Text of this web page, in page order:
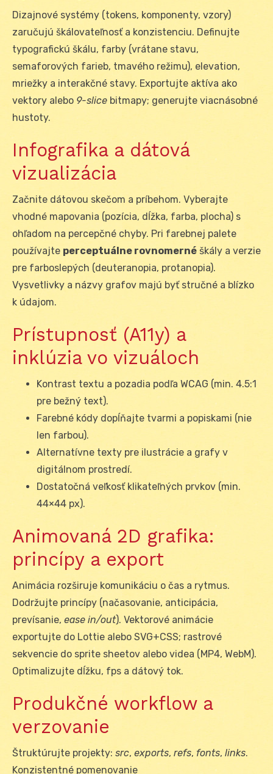
Dizajnové systémy (tokens, komponenty, vzory)
zaručujú škálovateľnosť a konzistenciu. Definujte
typografickú škálu, farby (vrátane stavu,
semaforových farieb, tmavého režimu), elevation,
mriežky a interakčné stavy. Exportujte aktíva ako
vektory alebo 9-slice bitmapy; generujte viacnásobné
hustoty.
Infografika a dátová
vizualizácia
Začnite dátovou skečom a príbehom. Vyberajte
vhodné mapovania (pozícia, dĺžka, farba, plocha) s
ohľadom na percepčné chyby. Pri farebnej palete
používajte perceptuálne rovnomerné škály a verzie
pre farboslepých (deuteranopia, protanopia).
Vysvetlivky a názvy grafov majú byť stručné a blízko
k údajom.
Prístupnosť (A11y) a
inklúzia vo vizuáloch
Kontrast textu a pozadia podľa WCAG (min. 4.5:1
pre bežný text).
Farebné kódy dopĺňajte tvarmi a popiskami (nie
len farbou).
Alternatívne texty pre ilustrácie a grafy v
digitálnom prostredí.
Dostatočná veľkosť klikateľných prvkov (min.
44×44 px).
Animovaná 2D grafika:
princípy a export
Animácia rozširuje komunikáciu o čas a rytmus.
Dodržujte princípy (načasovanie, anticipácia,
prevísanie, ease in/out). Vektorové animácie
exportujte do Lottie alebo SVG+CSS; rastrové
sekvencie do sprite sheetov alebo videa (MP4, WebM).
Optimalizujte dĺžku, fps a dátový tok.
Produkčné workflow a
verzovanie
Štruktúrujte projekty: src, exports, refs, fonts, links.
Konzistentné pomenovanie